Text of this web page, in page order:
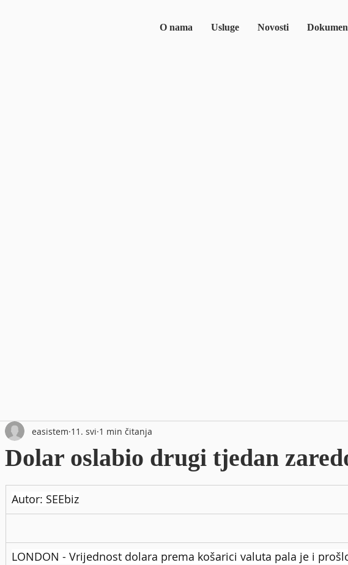
O nama Usluge Novosti
Dolar oslabio drugi tjedan
easistem 11. svi 1 min čitanja
Autor: SEEbiz
LONDON - Vrijednost dolara prema košarici valuta pala je i